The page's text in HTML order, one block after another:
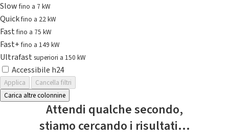
Slowfino a 7 kW
Quickfino a 22 kW
Fastfino a 75 kW
Fast+fino a 149 kW
Ultrafast superiori a 150 kW
Accessibile h24
Applica
Cancella filtri
Carica altre colonnine
Attendi qualche secondo,
stiamo cercando i risultati...